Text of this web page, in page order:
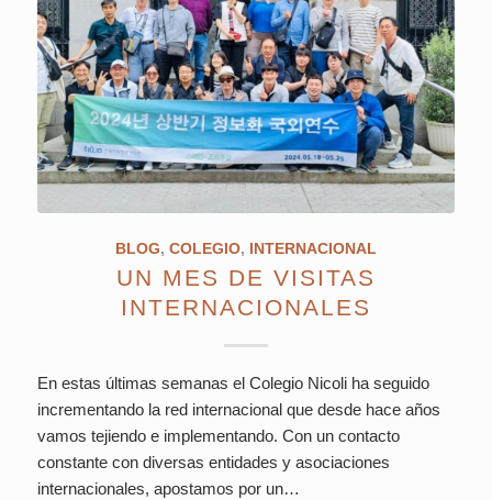
BLOG, COLEGIO, INTERNACIONAL
UN MES DE VISITAS
INTERNACIONALES
En estas últimas semanas el Colegio Nicoli ha seguido
incrementando la red internacional que desde hace años
vamos tejiendo e implementando. Con un contacto
constante con diversas entidades y asociaciones
internacionales, apostamos por un…